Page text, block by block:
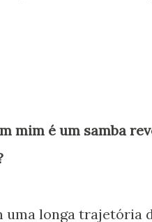
mim é um samba
uma longa trajetória